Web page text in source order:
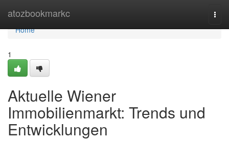
atozbookmarkc
Home
Home
1
Aktuelle Wiener
Immobilienmarkt: Trends und
Entwicklungen